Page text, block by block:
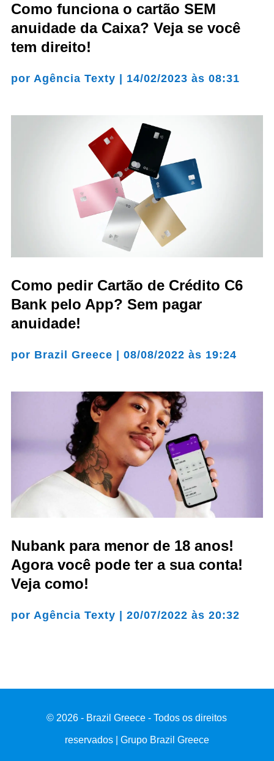
Como funciona o cartão SEM
anuidade da Caixa? Veja se você
tem direito!
por Agência Texty 14/02/2023 às 08:31
Como pedir Cartão de Crédito C6
Bank pelo App? Sem pagar
anuidade!
por Brazil Greece 08/08/2022 às 19:24
Nubank para menor de 18 anos!
Agora você pode ter a sua conta!
Veja como!
por Agência Texty 20/07/2022 às 20:32
© 2026 - Brazil Greece - Todos os direitos
reservados | Grupo Brazil Greece